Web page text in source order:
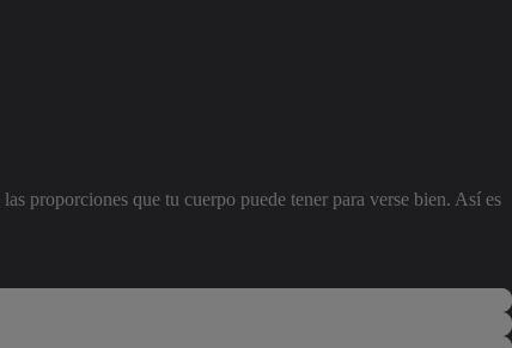
proporciones que tu cuerpo puede tener para verse bien. Así es